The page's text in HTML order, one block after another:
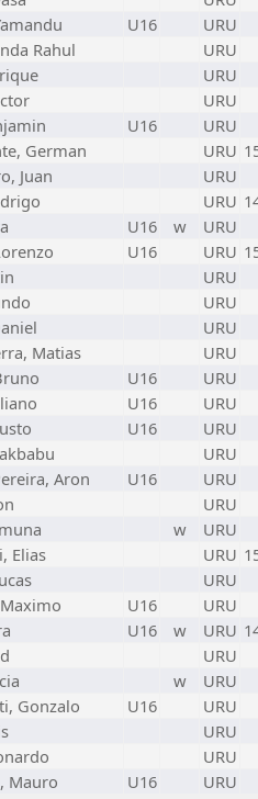
U16
URU
Rahul
URU
URU
URU
U16
URU
German URU
Juan
URU
URU
U16 w
URU
U16 URU
URU
URU
URU
Matias
URU
U16
URU
U16
URU
U16
URU
URU
Aron U16
URU
URU
w
URU
Elias URU
URU
U16
URU
U16 w URU
URU
w
URU
Gonzalo U16
URU
URU
URU
Mauro U16 URU